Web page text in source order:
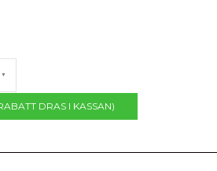
DRAS I KASSAN)